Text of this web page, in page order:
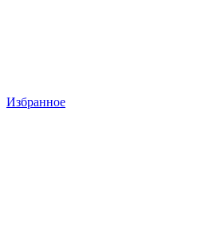
Избранное